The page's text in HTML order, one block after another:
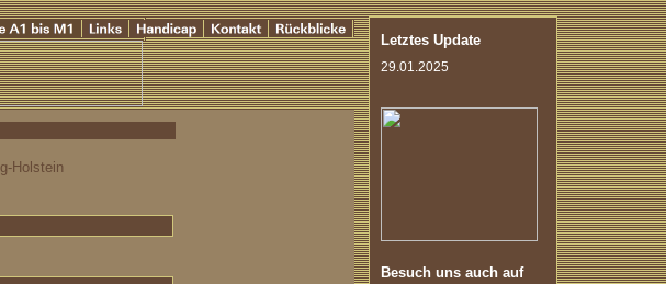
Holstein
Letztes Update
29.01.2025
Besuch uns auch auf